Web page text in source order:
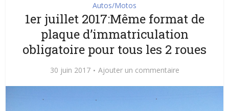
Autos/Motos
1er juillet 2017:Même format de
plaque d’immatriculation
obligatoire pour tous les 2 roues
30 juin 2017 Ajouter un commentaire